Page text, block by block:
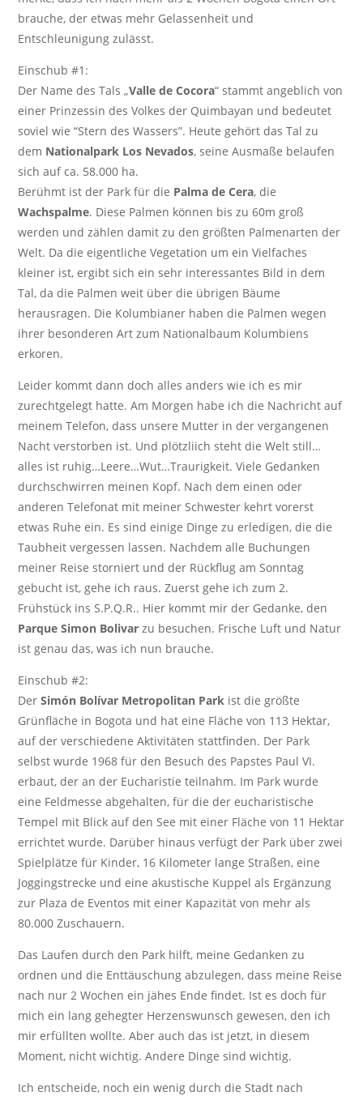
brauche, der etwas mehr Gelassenheit und
Entschleunigung zulässt.
Einschub #1:
Der Name des Tals „Valle de Cocora“ stammt angeblich von
einer Prinzessin des Volkes der Quimbayan und bedeutet
soviel wie “Stern des Wassers”. Heute gehört das Tal zu
dem Nationalpark Los Nevados, seine Ausmaße belaufen
sich auf ca. 58.000 ha.
Berühmt ist der Park für die Palma de Cera, die
Wachspalme. Diese Palmen können bis zu 60m groß
werden und zählen damit zu den größten Palmenarten der
Welt. Da die eigentliche Vegetation um ein Vielfaches
kleiner ist, ergibt sich ein sehr interessantes Bild in dem
Tal, da die Palmen weit über die übrigen Bäume
herausragen. Die Kolumbianer haben die Palmen wegen
ihrer besonderen Art zum Nationalbaum Kolumbiens
erkoren.
Leider kommt dann doch alles anders wie ich es mir
zurechtgelegt hatte. Am Morgen habe ich die Nachricht auf
meinem Telefon, dass unsere Mutter in der vergangenen
Nacht verstorben ist. Und plötzliich steht die Welt still…
alles ist ruhig…Leere…Wut…Traurigkeit. Viele Gedanken
durchschwirren meinen Kopf. Nach dem einen oder
anderen Telefonat mit meiner Schwester kehrt vorerst
etwas Ruhe ein. Es sind einige Dinge zu erledigen, die die
Taubheit vergessen lassen. Nachdem alle Buchungen
meiner Reise storniert und der Rückflug am Sonntag
gebucht ist, gehe ich raus. Zuerst gehe ich zum 2.
Frühstück ins S.P.Q.R.. Hier kommt mir der Gedanke, den
Parque Simon Bolivar zu besuchen. Frische Luft und Natur
ist genau das, was ich nun brauche.
Einschub #2:
DerSimón Bolívar Metropolitan Park ist die größte
Grünfläche in Bogota und hat eine Fläche von 113 Hektar,
auf der verschiedene Aktivitäten stattfinden. Der Park
selbst wurde 1968 für den Besuch des Papstes Paul VI.
erbaut, der an der Eucharistie teilnahm. Im Park wurde
eine Feldmesse abgehalten, für die der eucharistische
Tempel mit Blick auf den See mit einer Fläche von 11 Hektar
errichtet wurde. Darüber hinaus verfügt der Park über zwei
Spielplätze für Kinder, 16 Kilometer lange Straßen, eine
Joggingstrecke und eine akustische Kuppel als Ergänzung
zur Plaza de Eventos mit einer Kapazität von mehr als
80.000 Zuschauern.
Das Laufen durch den Park hilft, meine Gedanken zu
ordnen und die Enttäuschung abzulegen, dass meine Reise
nach nur 2 Wochen ein jähes Ende findet. Ist es doch für
mich ein lang gehegter Herzenswunsch gewesen, den ich
mir erfüllten wollte. Aber auch das ist jetzt, in diesem
Moment, nicht wichtig. Andere Dinge sind wichtig.
Ich entscheide, noch ein wenig durch die Stadt nach